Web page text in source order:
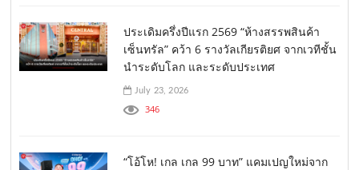
ประเดิมครึ่งปีแรก 2569 “ห้างสรรพสินค้า
เซ็นทรัล” คว้า 6 รางวัลเกียรติยศ จากเวทีชั้น
นำระดับโลก และระดับประเทศ
July 23, 2026
346
“โอ้โห! เกล เกล 99 บาท” แคมเปญใหม่จาก